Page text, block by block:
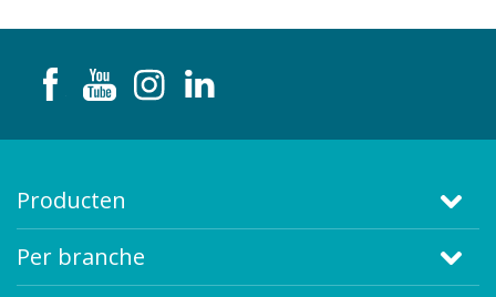
Producten
Per branche